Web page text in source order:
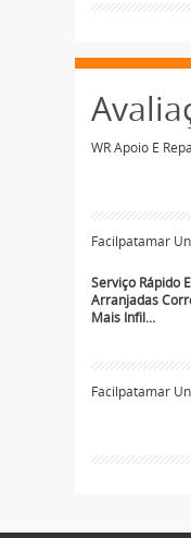
WR Apoio E
Facilpatamar
Serviço Rápido
Arranjadas
Mais Infil...
Facilpatamar